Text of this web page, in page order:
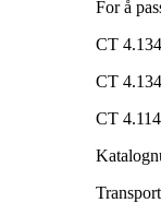
For å
CT
CT
CT